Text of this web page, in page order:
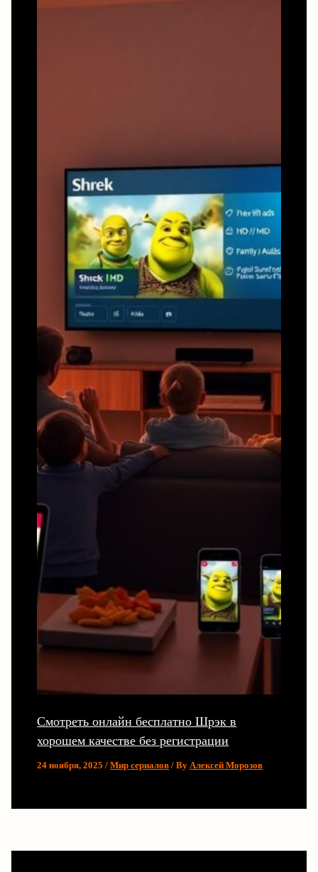
Смотреть онлайн бесплатно Шрэк в
хорошем качестве без регистрации
24 ноября, 2025/Мир сериалов / ByАлексей Морозов